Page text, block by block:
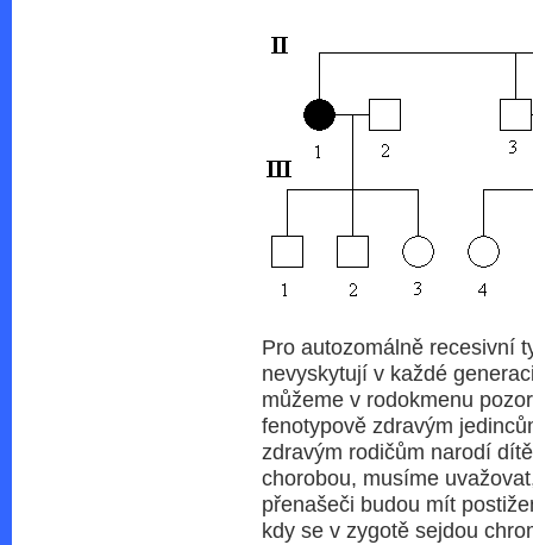
Pro autozomálně recesivní
nevyskytují v každé
můžeme v rodokmenu
fenotypově zdravým
zdravým rodičům narodí
chorobou, musíme
přenašeči budou mít
kdy se v zygotě sejdou